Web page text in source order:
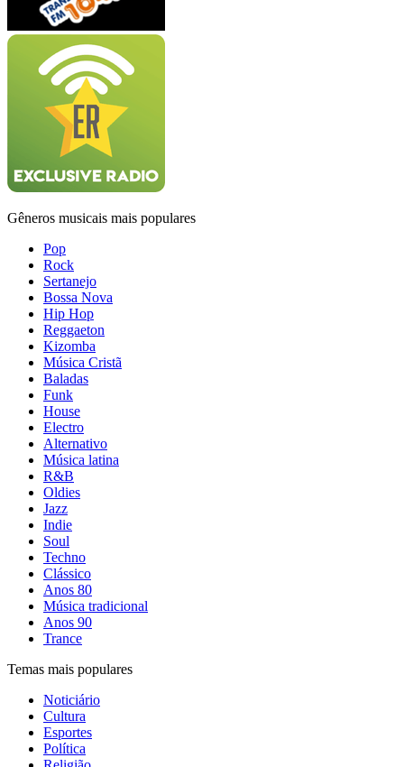
Gêneros musicais mais populares
Pop
Rock
Sertanejo
Bossa Nova
Hip Hop
Reggaeton
Kizomba
Música Cristã
Baladas
Funk
House
Electro
Alternativo
Música latina
R&B
Oldies
Jazz
Indie
Soul
Techno
Clássico
Anos 80
Música tradicional
Anos 90
Trance
Temas mais populares
Noticiário
Cultura
Esportes
Política